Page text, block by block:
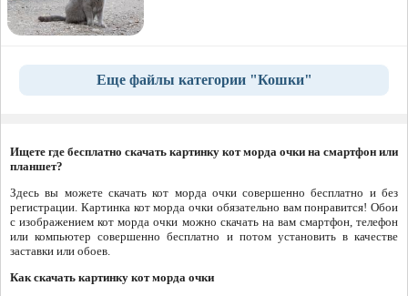
Еще файлы категории "Кошки"
Ищете где бесплатно скачать картинку кот морда очки на смартфон или
планшет?
Здесь вы можете скачать кот морда очки совершенно бесплатно и без
регистрации. Картинка кот морда очки обязательно вам понравится! Обои
с изображением кот морда очки можно скачать на вам смартфон, телефон
или компьютер совершенно бесплатно и потом установить в качестве
заставки или обоев.
Как скачать картинку кот морда очки